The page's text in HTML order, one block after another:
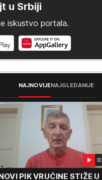
u Srbiji
iskustvo portala.
NAJNOVIJENAJGLEDANIJE
PIK VRUĆINE STIŽE U